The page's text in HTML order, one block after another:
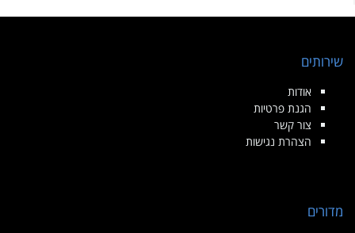
שירותים
אודות
הגנת פרטיות
צור קשר
הצהרת נגישות
מדורים